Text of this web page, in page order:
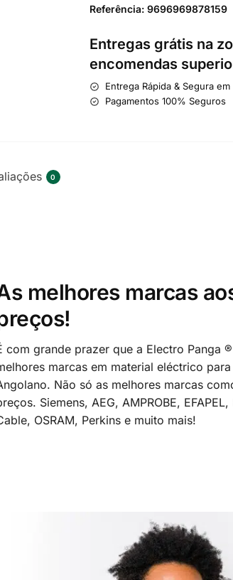
Referência: 9696969878159
Entregas grátis na
encomendas
Entrega Rápida & Segura em
Pagamentos 100% Seguros
0
melhores marcas
com grande prazer que a Electro Panga
marcas em material eléctrico
Não só as melhores marcas
Siemens, AEG, AMPROBE,
OSRAM, Perkins e muito mais!